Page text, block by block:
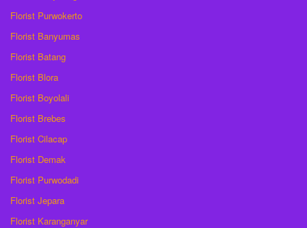
Florist Purwokerto
Florist Banyumas
Florist Batang
Florist Blora
Florist Boyolali
Florist Brebes
Florist Cilacap
Florist Demak
Florist Purwodadi
Florist Jepara
Florist Karanganyar